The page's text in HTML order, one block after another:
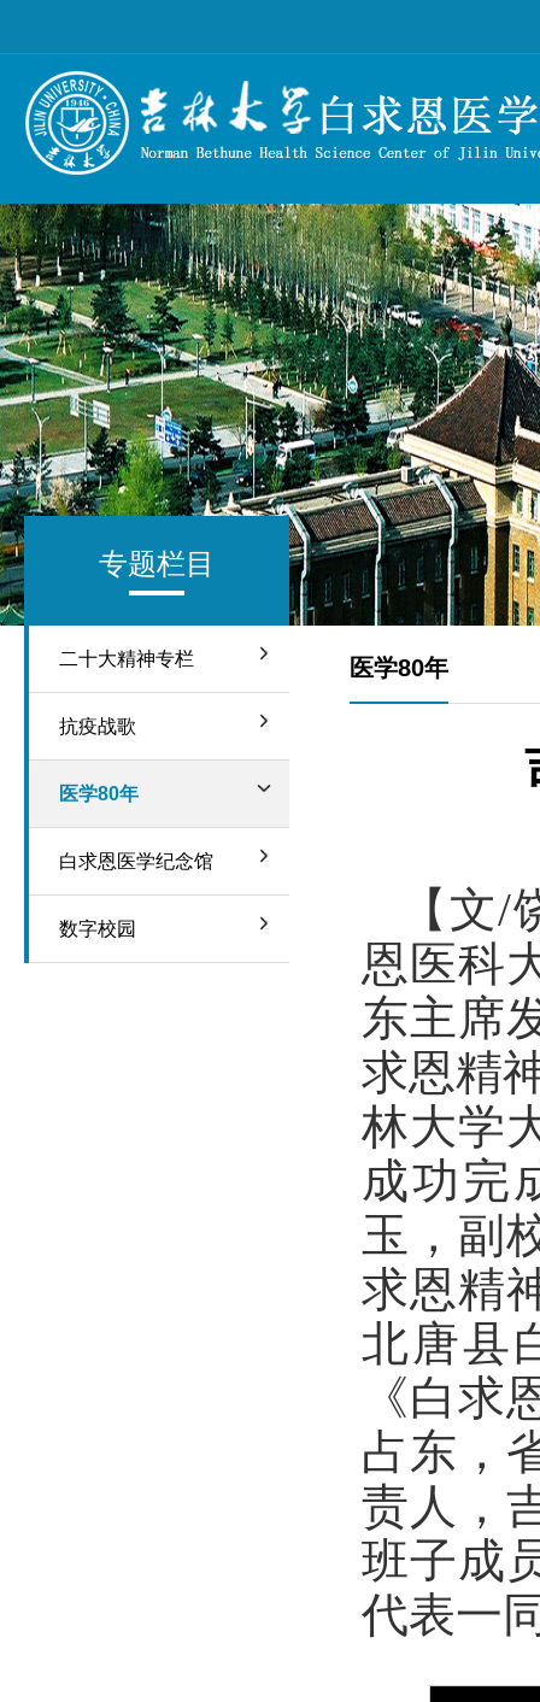
专题栏目
二十大精神专栏
抗疫战歌
医学80年
白求恩医学纪念馆
数字校园
医学80年
【文
恩医科
东主席
求恩精
林大学
成功完
玉，副
求恩精
北唐县
《白
占东，
责人，
班子成
代表一